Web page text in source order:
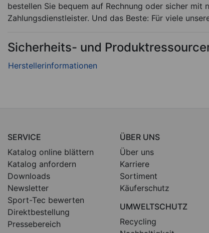
bestellen Sie bequem auf Rechnung oder sicher mit
Zahlungsdienstleister. Und das Beste: Für viele
Sicherheits- und
SERVICE
Katalog online blättern
Katalog anfordern
Downloads
Newsletter
Sport-Tec bewerten
Direktbestellung
Pressebereich
ÜBER UNS
Über uns
Karriere
Sortiment
Käuferschutz
UMWELTSCHUTZ
Recycling